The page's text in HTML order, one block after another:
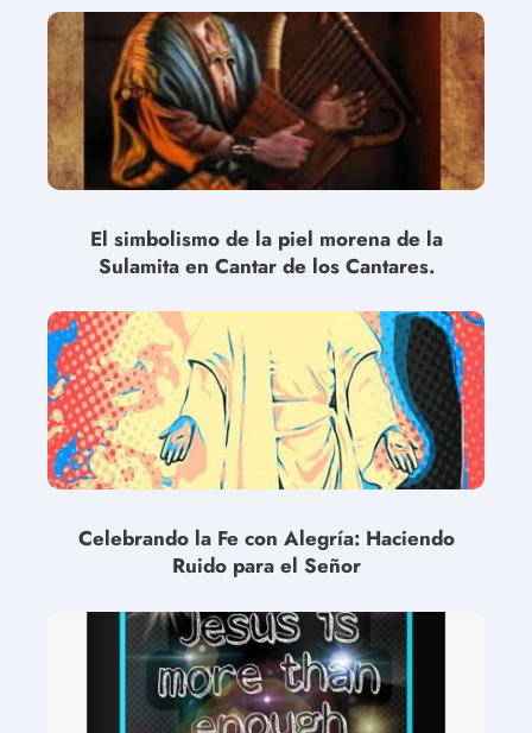
El simbolismo de la piel morena de la
Sulamita en Cantar de los Cantares.
Celebrando la Fe con Alegría: Haciendo
Ruido para el Señor